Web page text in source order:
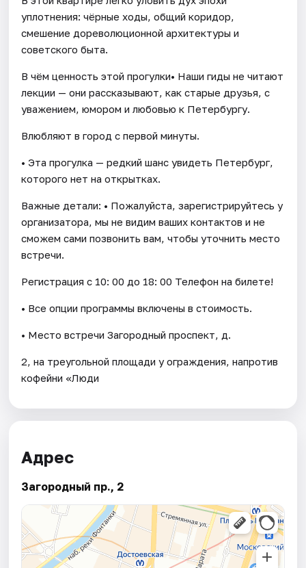
уплотнения: чёрные ходы, общий коридор,
смешение дореволюционной архитектуры и
советского быта.
В чём ценность этой прогулки• Наши гиды не читают
лекции — они рассказывают, как старые друзья, с
уважением, юмором и любовью к Петербургу.
Влюбляют в город с первой минуты.
• Эта прогулка — редкий шанс увидеть Петербург,
которого нет на открытках.
Важные детали: • Пожалуйста, зарегистрируйтесь у
организатора, мы не видим ваших контактов и не
сможем сами позвонить вам, чтобы уточнить место
встречи.
Регистрация c 10: 00 до 18: 00 Телефон на билете!
• Все опции программы включены в стоимость.
• Место встречи Загородный проспект, д.
2, на треугольной площади у ограждения, напротив
кофейни «Люди
Адрес
Загородный пр., 2